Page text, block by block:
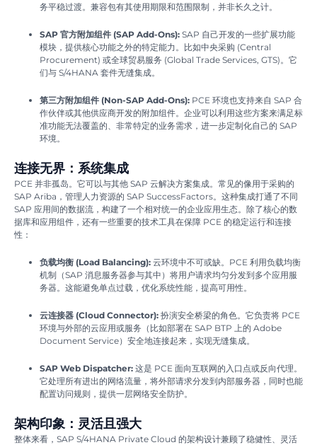
务平稳过渡。兼容包有其使用期限和范围限制，并非长久之计。
SAP 官方附加组件 (SAP Add-Ons): SAP 自己开发的一些扩展功能
模块，提供核心功能之外的特定能力。比如中央采购 (Central
Procurement) 或全球贸易服务 (Global Trade Services, GTS)。它
们与 S/4HANA 套件无缝集成。
第三方附加组件 (Non-SAP Add-Ons): PCE 环境也支持来自 SAP 合
作伙伴或其他供应商开发的附加组件。企业可以利用这些方案来满足标
准功能无法覆盖的、非常特定的业务需求，进一步定制化自己的 SAP
环境。
连接无界：系统集成
PCE 并非孤岛。它可以与其他 SAP 云解决方案集成。常见的像用于采购的
SAP Ariba，管理人力资源的 SAP SuccessFactors。这种集成打通了不同
SAP 应用间的数据流，构建了一个相对统一的企业应用生态。除了核心的数
据库和应用组件，还有一些重要的技术工具在保障 PCE 的稳定运行和连接
性：
负载均衡 (Load Balancing): 云环境中不可或缺。PCE 利用负载均衡
机制（SAP 消息服务器参与其中）将用户请求均匀分发到多个应用服
务器。这能避免单点过载，优化系统性能，提高可用性。
云连接器 (Cloud Connector): 扮演安全桥梁的角色。它负责将 PCE
环境与外部的云应用或服务（比如部署在 SAP BTP 上的 Adobe
Document Service）安全地连接起来，实现无缝集成。
SAP Web Dispatcher: 这是 PCE 面向互联网的入口点或反向代理。
它处理所有进出的网络流量，将外部请求分发到内部服务器，同时也能
配置访问规则，提供一层网络安全防护。
架构印象：灵活且强大
整体来看，SAP S/4HANA Private Cloud 的架构设计兼顾了稳健性、灵活